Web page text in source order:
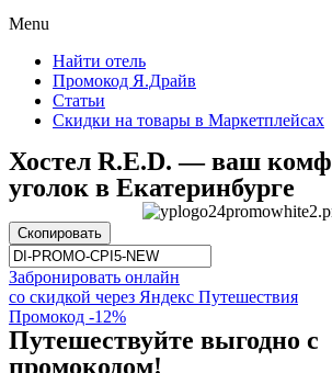
Menu
Найти отель
Промокод Я.Драйв
Статьи
Скидки на товары в Маркетплейсах
Хостел R.E.D. — ваш
уголок в Екатеринбурге
Скопировать
Забронировать онлайн
со скидкой через Яндекс Путешествия
Промокод -12%
Путешествуйте выгодно с
промокодом!